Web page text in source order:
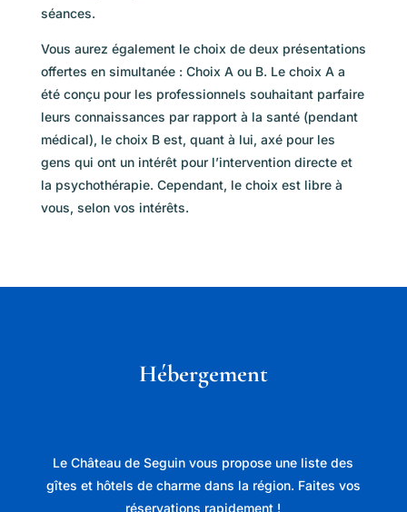
séances.
Vous aurez également le choix de deux présentations
offertes en simultanée : Choix A ou B. Le choix A a
été conçu pour les professionnels souhaitant parfaire
leurs connaissances par rapport à la santé (pendant
médical), le choix B est, quant à lui, axé pour les
gens qui ont un intérêt pour l’intervention directe et
la psychothérapie. Cependant, le choix est libre à
vous, selon vos intérêts.
Hébergement
Le Château de Seguin vous propose une liste des
gîtes et hôtels de charme dans la région. Faites vos
réservations rapidement !